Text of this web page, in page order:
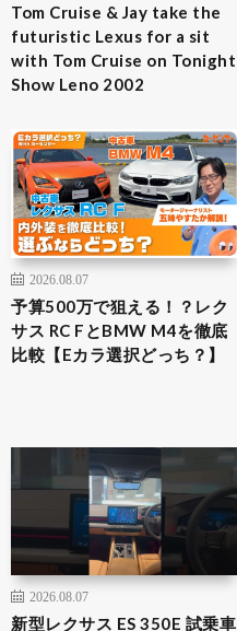
Tom Cruise & Jay take the
futuristic Lexus for a sit
with Tom Cruise on Tonight
Show Leno 2002
2026.08.07
予算500万で狙える！？レク
サス RC FとBMW M4を徹底
比較【Eカラ選択どっち？】
2026.08.07
新型レクサス ES 350E 試乗車